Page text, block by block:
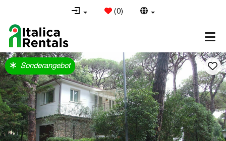
(0)
Sonderangebot